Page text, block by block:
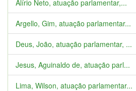
Alírio Neto, atuação parlamentar,...
Argello, Gim, atuação parlamentar...
Deus, João, atuação parlamentar, ...
Jesus, Aguinaldo de, atuação parl...
Lima, Wilson, atuação parlamentar...